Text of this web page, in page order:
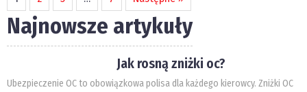
Najnowsze artykuły
Jak rosną zniżki oc?
Ubezpieczenie OC to obowiązkowa polisa dla każdego kierowcy. Zniżki OC